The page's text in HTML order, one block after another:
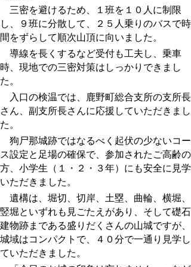
三密を避けるため、１班を１０人に制限
し、９班に分散して、２５人乗りのバスで時
間をずらして順次山頂に向いました。
導線を長くするなど受付も工夫し、乗車
時、現地での三密対策はしっかりできまし
た。
入口の検温では、鹿野町総合支所の支所長
さん、副支所長さんに応援していただきまし
た。
狗尸那城跡ではなるべく起伏の少ないコー
ス設定と足場の確保で、参加されたご高齢の
方、小学生（１・２・３年）にも安全に見学
いただきました。
遺構は、堀切、切岸、土塁、曲輪、横堀、
竪堀といずれも見ごたえがあり、そして礎石
建物跡まである盛りだくさんの山城ですが、
城域はコンパクトで、４０分で一通り見学し
ていただきました。